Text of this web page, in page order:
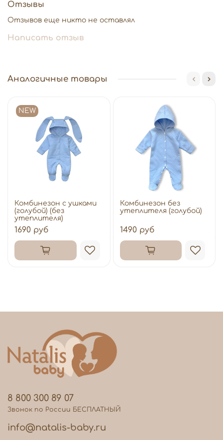
Отзывы
Отзывов еще никто не оставлял
Написать отзыв
Аналогичные товары
NEW
Комбинезон с ушками
(голубой) (без
утеплителя)
1690 руб
Комбинезон без
утеплителя (голубой)
1490 руб
8 800 300 89 07
Звонок по России БЕСПЛАТНЫЙ
info@natalis-baby.ru